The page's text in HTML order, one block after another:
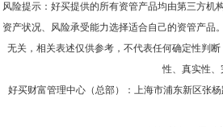
风险提示：好买提供的所有资管产品均由第三方
资产状况、风险承受能力选择适合自己的资管产
无关，相关表述仅供参考，不代表任何确定性判
性、真实性
好买财富管理中心（总部）：上海市浦东新区张